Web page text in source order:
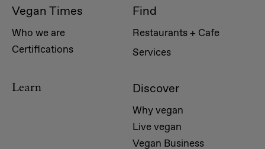
Vegan Times
Who we are
Certifications
Find
Restaurants + Cafe
Services
Learn Discover
Why vegan
Live vegan
Vegan Business